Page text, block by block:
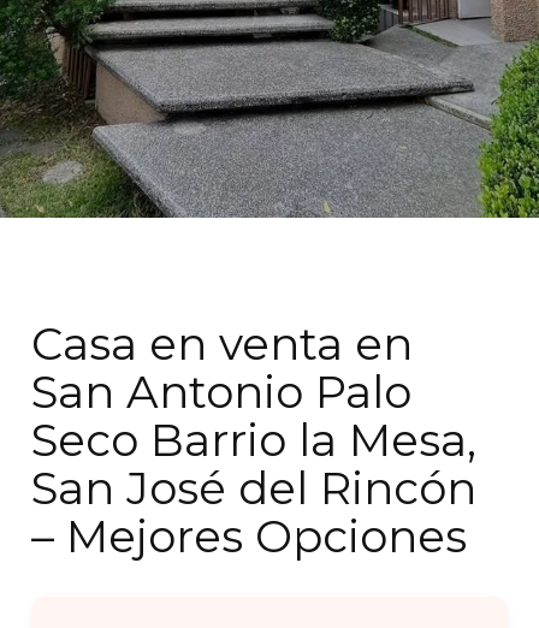
Casa en venta en
San Antonio Palo
Seco Barrio la Mesa,
San José del Rincón
– Mejores Opciones